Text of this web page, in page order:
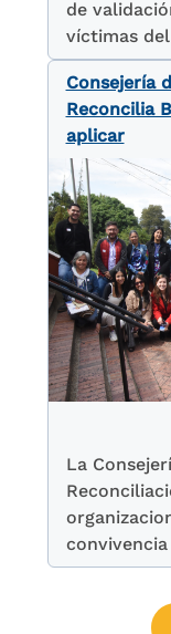
de
víctimas
Consejería
Reconcilia
aplicar
La